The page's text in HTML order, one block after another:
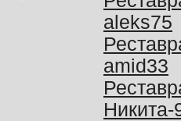
aleks75
amid33
Никита-